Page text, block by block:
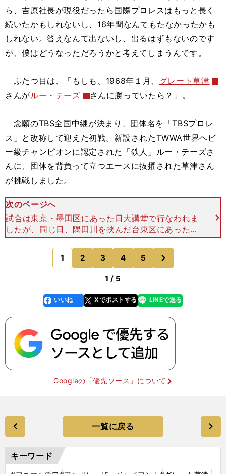
ら、吉原社長が現役だったら国際プロレスはもっと長く
続いたかもしれないし、16年間なんてもたなかったかも
しれない。答えなんて出ないし、出るはずもないのです
が、僕はどうなっただろうかと考えてしまうんです。
ふたつ目は、「もしも、1968年１月、 グレート草津
さんがルー・テーズ さんに勝っていたら？」。
念願のTBS全国中継が決まり、団体名を「TBSプロレ
ス」と改称して迎えた初戦。新設されたTWWA世界ヘビ
ー級チャンピオンに認定された「鉄人」ルー・テーズさ
んに、団体を背負って立つエースに抜擢された草津さん
が挑戦しました。
次のページへ
試合は東京・墨田区にあった日大講堂で行なわれま
したが、同じ日、隅田川を挟んだ台東区にあった蔵
前国技館で日本プロレスのジャイアント馬場さんと
クラッシャー・リソワスキーのインターナショナ
ル・ヘビー級タイト
1 2 3 4 5
のページへ
1 / 5
faceboo
k
いいね Xでポストする
line LINEで送る
Googleの「優先ソース」について
一覧に戻る
キーワード